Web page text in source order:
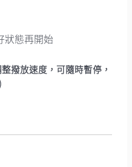
狀態再開始
撥放速度，可隨時暫停，